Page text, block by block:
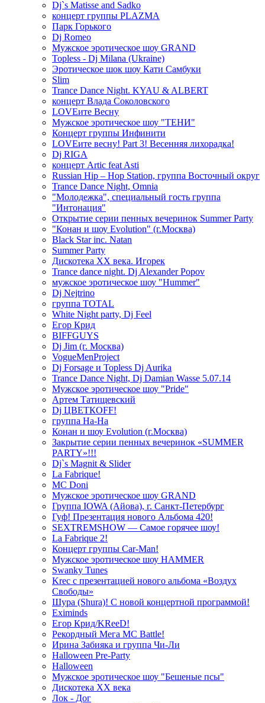
Dj`s Matisse and Sadko
концерт группы PLAZMA
Парк Горького
Dj Romeo
Мужское эротическое шоу GRAND
Topless - Dj Milana (Ukraine)
Эротическое шок шоу Кати Самбуки
Slim
Trance Dance Night. KYAU & ALBERT
концерт Влада Соколовского
LOVEите Весну
Мужское эротическое шоу "ТЕНИ"
Концерт группы Инфинити
LOVEите весну! Part 3! Весенняя лихорадка!
Dj RIGA
концерт Artic feat Asti
Russian Hip – Hop Station, группа Восточный округ
Trance Dance Night, Omnia
"Молодежка", специальный гость группа
"Интонация"
Открытие серии пенных вечеринок Summer Party
"Конан и шоу Evolution" (г.Москва)
Black Star inc. Natan
Summer Party
Дискотека ХХ века. Игорек
Trance dance night. Dj Alexander Popov
мужское эротическое шоу "Hummer"
Dj Nejtrino
группа TOTAL
White Night party, Dj Feel
Егор Крид
BIFFGUYS
Dj Jim (г. Москва)
VogueMenProject
Dj Forsage и Topless Dj Aurika
Trance Dance Night, Dj Damian Wasse 5.07.14
Мужское эротическое шоу "Pride"
Артем Татищевский
Dj ЦВЕТКOFF!
группа На-На
Конан и шоу Evolution (г.Москва)
Закрытие серии пенных вечеринок «SUMMER
PARTY»!!!
Dj`s Magnit & Slider
La Fabrique!
MC Doni
Мужское эротическое шоу GRAND
Группа IOWA (Айова), г. Санкт-Петербург
Гуф! Презентация нового Альбома 420!
SEXTREMSHOW — Самое горячее шоу!
La Fabrique 2!
Концерт группы Car-Man!
Мужское эротическое шоу HAMMER
Swanky Tunes
Krec с презентацией нового альбома «Воздух
Свободы»
Шура (Shura)! С новой концертной программой!
Eximinds
Егор Крид/KReeD!
Рекордный Мега МС Battle!
Ирина Забияка и группа Чи-Ли
Halloween Pre-Party
Halloween
Мужское эротическое шоу "Бешеные псы"
Дискотека ХХ века
Лок - Дог